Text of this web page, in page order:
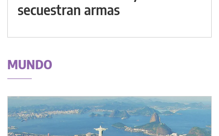
secuestran armas
MUNDO